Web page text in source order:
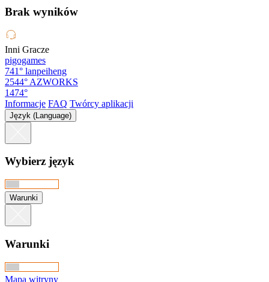
Brak wyników
Inni Gracze
pigogames
741° lanpeiheng
2544° AZWORKS
1474°
Informacje FAQ Twórcy aplikacji
Język (Language)
Wybierz język
Warunki
Warunki
Mapa witryny